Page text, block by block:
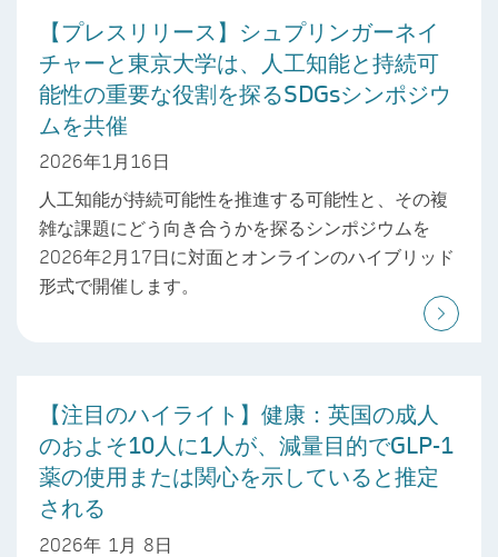
【プレスリリース】シュプリンガーネイ
チャーと東京大学は、人工知能と持続可
能性の重要な役割を探るSDGsシンポジウ
ムを共催
2026年1月16日
人工知能が持続可能性を推進する可能性と、その複
雑な課題にどう向き合うかを探るシンポジウムを
2026年2月17日に対面とオンラインのハイブリッド
形式で開催します。
【注目のハイライト】健康：英国の成人
のおよそ10人に1人が、減量目的でGLP-1
薬の使用または関心を示していると推定
される
2026年 1月 8日